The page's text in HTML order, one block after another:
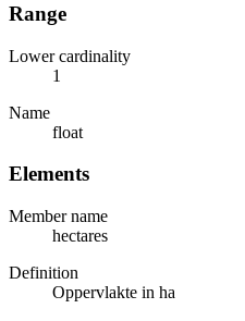
Range
Lower cardinality
1
Name
float
Elements
Member name
hectares
Definition
Oppervlakte in ha